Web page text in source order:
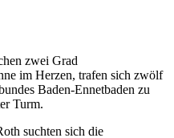
zwei Grad
im Herzen, trafen sich zwölf
Baden-Ennetbaden zu
Turm.
suchten sich die